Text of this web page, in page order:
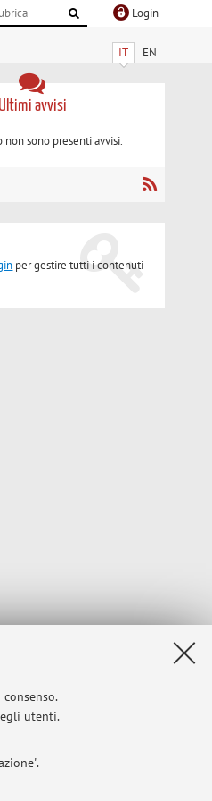
utenti.
Login
IT EN
avvisi
sono presenti avvisi.
per gestire tutti i contenuti